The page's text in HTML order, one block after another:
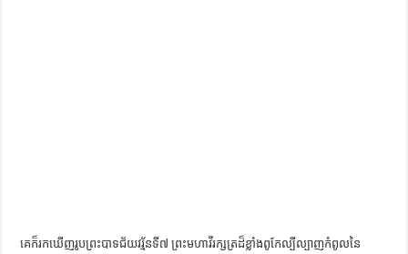
គេ​ក៏​រក​ឃើញ​រូប​ព្រះបាទ​ជ័យវរ្ម័ន​ទី​៧​ ព្រះ​មហា​វីរក្សត្រ​ដ៏​ខ្លាំងពូកែ​ល្បីល្បាញ​កំពូល​នៃ​